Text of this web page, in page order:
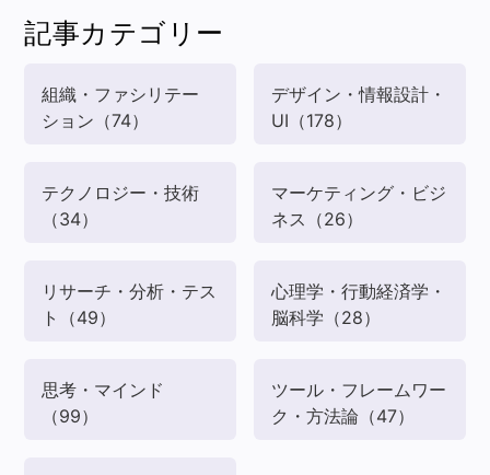
記事カテゴリー
組織・ファシリテー
ション （74）
デザイン・情報設計・
UI （178）
テクノロジー・技術
（34）
マーケティング・ビジ
ネス
（26）
リサーチ・分析・テス
ト
（49）
心理学・行動経済学・
脳科学 （28）
思考・マインド
（99）
ツール・フレームワー
ク・方法論 （47）